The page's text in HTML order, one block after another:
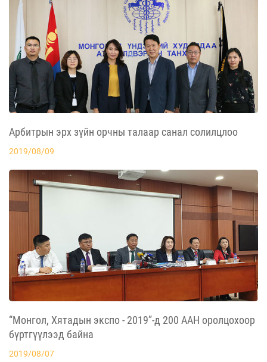
Арбитрын эрх зүйн орчны талаар санал солилцлоо
2019/08/09
“Монгол, Хятадын экспо - 2019”-д 200 ААН оролцохоор
бүртгүүлээд байна
2019/08/07